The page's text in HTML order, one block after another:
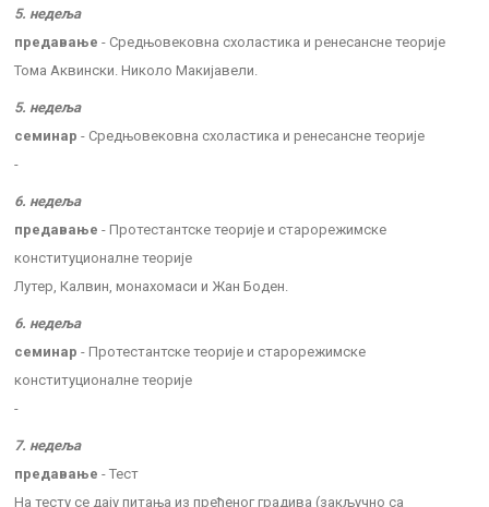
5. недеља
предавање - Средњовековна схоластика и ренесансне теорије
Тома Аквински. Николо Макијавели.
5. недеља
семинар - Средњовековна схоластика и ренесансне теорије
-
6. недеља
предавање - Протестантске теорије и старорежимске
конституционалне теорије
Лутер, Калвин, монахомаси и Жан Боден.
6. недеља
семинар - Протестантске теорије и старорежимске
конституционалне теорије
-
7. недеља
предавање - Тест
На тесту се дају питања из пређеног градива (закључно са